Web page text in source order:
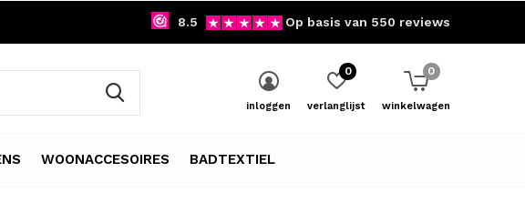
WOONACCESOIRES BADTEXTIEL
inloggen verlanglijst
0
winkelwagen
0
8.5 Op basis van 550 reviews